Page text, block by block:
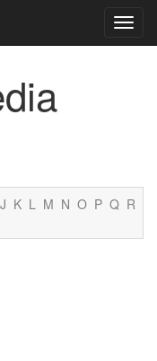
J K L M N O P Q R